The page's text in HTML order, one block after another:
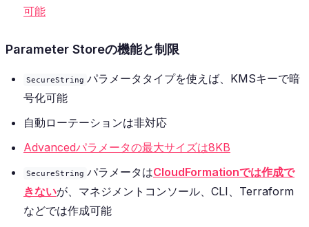
可能
Parameter Storeの機能と制限
SecureString パラメータタイプを使えば、KMSキーで暗
号化可能
自動ローテーションは非対応
Advancedパラメータの最大サイズは8KB
SecureString パラメータはCloudFormationでは作成で
きないが、マネジメントコンソール、CLI、Terraform
などでは作成可能